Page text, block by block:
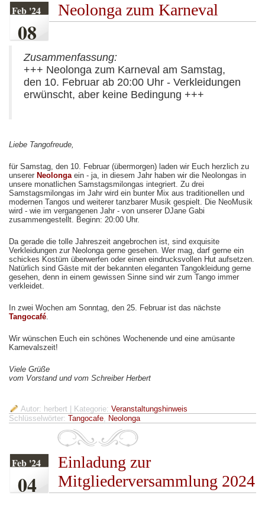
Feb '24
08
Neolonga zum Karneval
Zusammenfassung:
+++ Neolonga zum Karneval am Samstag,
den 10. Februar ab 20:00 Uhr - Verkleidungen
erwünscht, aber keine Bedingung +++
Liebe Tangofreude,
für Samstag, den 10. Februar (übermorgen) laden wir Euch herzlich zu
unserer Neolongaein - ja, in diesem Jahr haben wir die Neolongas in
unsere monatlichen Samstagsmilongas integriert. Zu drei
Samstagsmilongas im Jahr wird ein bunter Mix aus traditionellen und
modernen Tangos und weiterer tanzbarer Musik gespielt. Die NeoMusik
wird - wie im vergangenen Jahr - von unserer DJane Gabi
zusammengestellt. Beginn: 20:00 Uhr.
Da gerade die tolle Jahreszeit angebrochen ist, sind exquisite
Verkleidungen zur Neolonga gerne gesehen. Wer mag, darf gerne ein
schickes Kostüm überwerfen oder einen eindrucksvollen Hut aufsetzen.
Natürlich sind Gäste mit der bekannten eleganten Tangokleidung gerne
gesehen, denn in einem gewissen Sinne sind wir zum Tango immer
verkleidet.
In zwei Wochen am Sonntag, den 25. Februar ist das nächste
Tangocafé.
Wir wünschen Euch ein schönes Wochenende und eine amüsante
Karnevalszeit!
Viele Grüße
vom Vorstand und vom Schreiber Herbert
Autor: herbert | Kategorie: Veranstaltungshinweis
Schlüsselwörter:
Tangocafe, Neolonga
Feb '24
04
Einladung zur
Mitgliederversammlung 2024